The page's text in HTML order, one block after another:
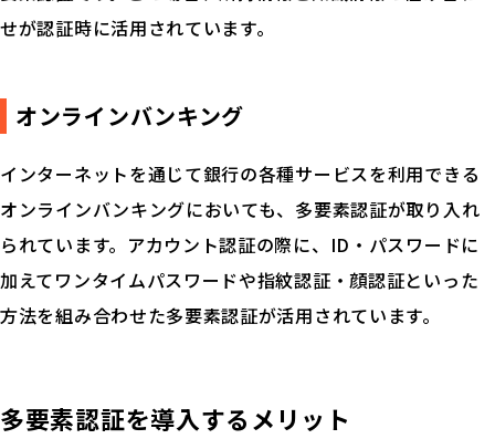
せが認証時に活用されています。
オンラインバンキング
インターネットを通じて銀行の各種サービスを利用できる
オンラインバンキングにおいても、多要素認証が取り入れ
られています。アカウント認証の際に、ID・パスワードに
加えてワンタイムパスワードや指紋認証・顔認証といった
方法を組み合わせた多要素認証が活用されています。
多要素認証を導入するメリット